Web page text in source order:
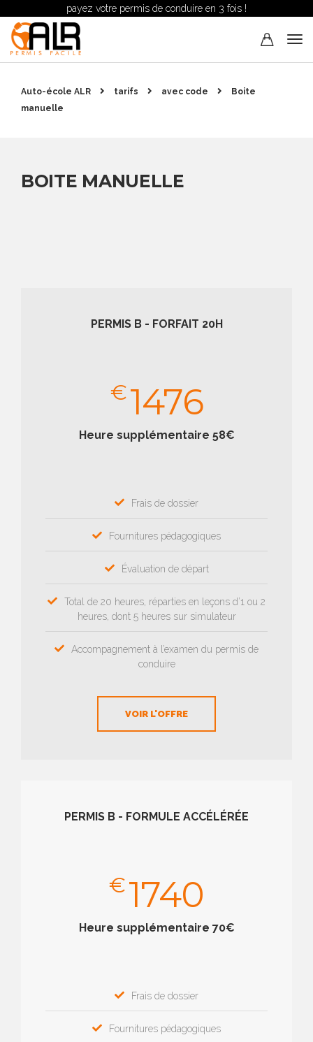
payez votre permis de conduire en 3 fois !
Auto-école ALR tarifs avec code
Boite
manuelle
BOITE MANUELLE
PERMIS B - FORFAIT 20H
€1476
Heure supplémentaire 58€
Frais de dossier
Fournitures pédagogiques
Évaluation de départ
Total de 20 heures, réparties en leçons d’1 ou 2
heures, dont 5 heures sur simulateur
Accompagnement à l’examen du permis de
conduire
VOIR L'OFFRE
PERMIS B - FORMULE ACCÉLÉRÉE
€1740
Heure supplémentaire 70€
Frais de dossier
Fournitures pédagogiques